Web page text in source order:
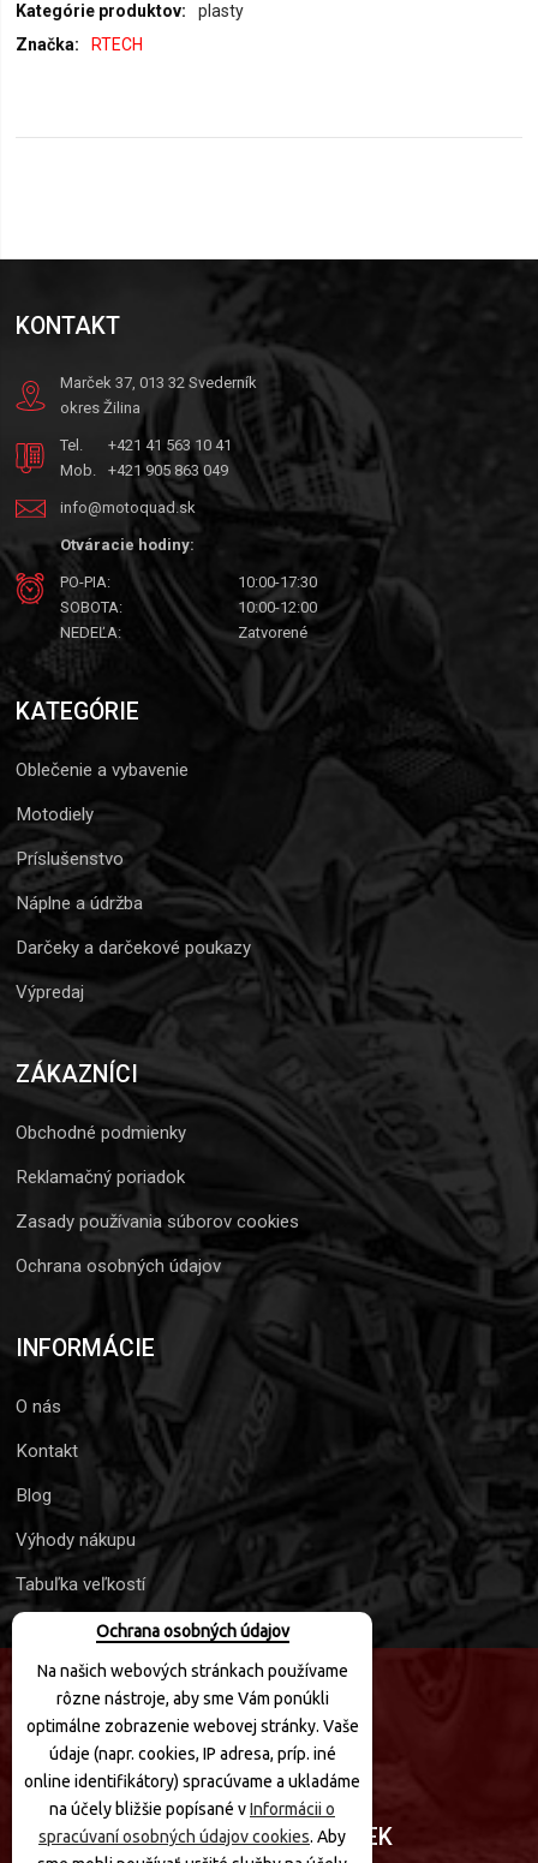
Ochrana osobných údajov
Na našich webových stránkach používame
rôzne nástroje, aby sme Vám ponúkli
optimálne zobrazenie webovej stránky. Vaše
údaje (napr. cookies, IP adresa, príp. iné
online identifikátory) spracúvame a ukladáme
na účely bližšie popísané vInformácii o
spracúvaní osobných údajov cookies. Aby
plasty
RTECH
KONTAKT
Marček 37, 013 32 Svederník
okres Žilina
Tel.
+421 41 563 10 41
Mob.
+421 905 863 049
info@motoquad.sk
Otváracie hodiny:
PO-PIA:
10:00-17:30
SOBOTA:
10:00-12:00
NEDEĽA:
Zatvorené
KATEGÓRIE
Oblečenie a vybavenie
Motodiely
Príslušenstvo
Náplne a údržba
Darčeky a darčekové poukazy
Výpredaj
ZÁKAZNÍCI
Obchodné podmienky
Reklamačný poriadok
Zasady používania súborov cookies
Ochrana osobných údajov
INFORMÁCIE
O nás
Kontakt
Blog
Výhody nákupu
Tabuľka veľkostí
SLEDUJTE NÁS
PRIHLÁSIŤ SA K ODBERU NOVINIEK